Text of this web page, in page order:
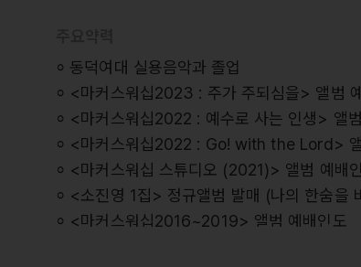
⸰ 동덕여대 실용음악과 졸업
⸰ <마커스워십2023 : 주가 주되심을> 앨범
⸰ <마커스워십2022 : 예수로 사는 인생> 앨
⸰ <마커스워십2022 : Go! with the Lord>
⸰ <마커스워십 스튜디오 (2021)> 앨범 예배
⸰ <소진영 1집> 정규앨범 발매 (나의 한숨을
⸰ <마커스워십2016~2019> 앨범 예배인도